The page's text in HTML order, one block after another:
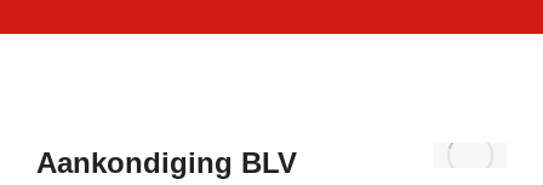
Aankondiging BLV